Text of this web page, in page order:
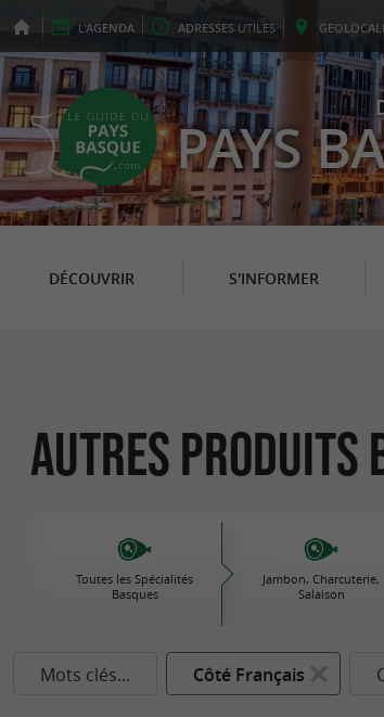
L'AGENDA ADRESSES UTILES GEO
PAYS
DÉCOUVRIR S'INFORMER
Autres Produits
Toutes les Spécialités
Basques
Jambon, Charcuterie,
Salaison
Mots clés... Côté Français